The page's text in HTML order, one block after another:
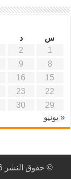
س
د
1
2
8
9
15
16
22
23
29
30
« يونيو
© حقوق النشر 2026، جميع الحقوق محفوظة |